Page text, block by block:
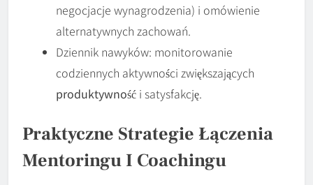
negocjacje wynagrodzenia) i omówienie
alternatywnych zachowań.
Dziennik nawyków: monitorowanie
codziennych aktywności zwiększających
produktywność i satysfakcję.
Praktyczne Strategie Łączenia
Mentoringu I Coachingu